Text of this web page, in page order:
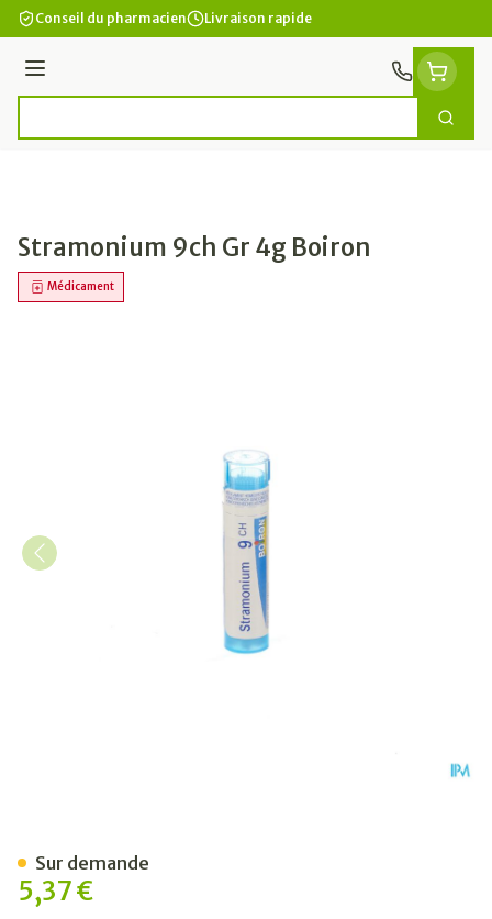
Aller au contenu
Conseil du pharmacien Livraison rapide
Menu
Stramonium 9ch Gr 4g Boiron
Médicament
5,37 €
Sur demande